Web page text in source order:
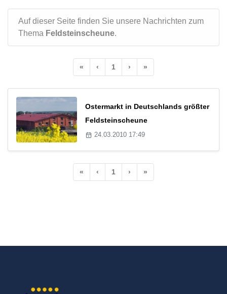
Auf dieser Seite finden Sie unsere Nachrichten zum
Thema Feldsteinscheune.
« ‹ 1 › »
Ostermarkt in Deutschlands größter
Feldsteinscheune
24.03.2010 17:49
« ‹ 1 › »